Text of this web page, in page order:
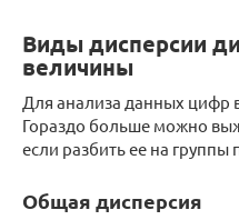
Виды дисперсии
величины
Для анализа данных цифр
Гораздо больше можно
если разбить ее на
Общая дисперсия